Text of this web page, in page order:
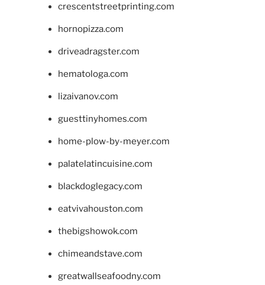
crescentstreetprinting.com
hornopizza.com
driveadragster.com
hematologa.com
lizaivanov.com
guesttinyhomes.com
home-plow-by-meyer.com
palatelatincuisine.com
blackdoglegacy.com
eatvivahouston.com
thebigshowok.com
chimeandstave.com
greatwallseafoodny.com